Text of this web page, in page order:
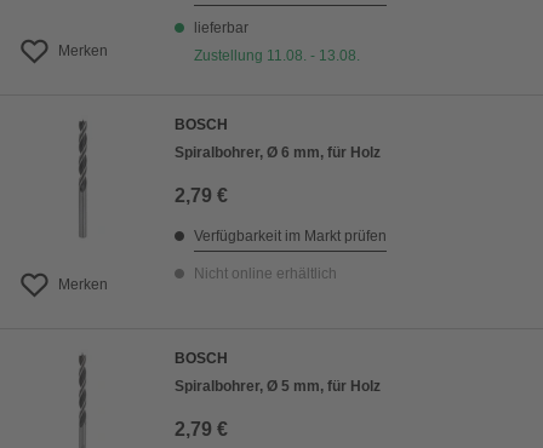
Merken
lieferbar
Zustellung 11.08. - 13.08.
Merken
BOSCH
Spiralbohrer, Ø 6 mm, für Holz
2,79 €
Verfügbarkeit im Markt prüfen
Nicht online erhältlich
BOSCH
Spiralbohrer, Ø 5 mm, für Holz
2,79 €